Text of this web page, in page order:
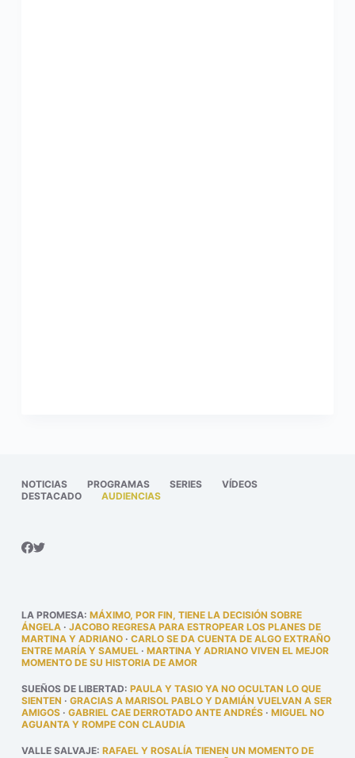
NOTICIAS PROGRAMAS SERIES
VÍDEOS
DESTACADO
AUDIENCIAS
LA PROMESA: MÁXIMO, POR FIN, TIENE LA DECISIÓN SOBRE
ÁNGELA· JACOBO REGRESA PARA ESTROPEAR LOS PLANES DE
MARTINA Y ADRIANO· CARLO SE DA CUENTA DE ALGO EXTRAÑO
ENTRE MARÍA Y SAMUEL· MARTINA Y ADRIANO VIVEN EL MEJOR
MOMENTO DE SU HISTORIA DE AMOR
SUEÑOS DE LIBERTAD: PAULA Y TASIO YA NO OCULTAN LO QUE
SIENTEN · GRACIAS A MARISOL PABLO Y DAMIÁN VUELVAN A SER
AMIGOS· GABRIEL CAE DERROTADO ANTE ANDRÉS· MIGUEL NO
AGUANTA Y ROMPE CON CLAUDIA
VALLE SALVAJE: RAFAEL Y ROSALÍA TIENEN UN MOMENTO DE